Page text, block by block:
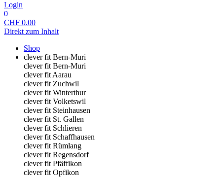
Login
0
CHF 0.00
Direkt zum Inhalt
Shop
clever fit Bern-Muri
clever fit Bern-Muri
clever fit Aarau
clever fit Zuchwil
clever fit Winterthur
clever fit Volketswil
clever fit Steinhausen
clever fit St. Gallen
clever fit Schlieren
clever fit Schaffhausen
clever fit Rümlang
clever fit Regensdorf
clever fit Pfäffikon
clever fit Opfikon